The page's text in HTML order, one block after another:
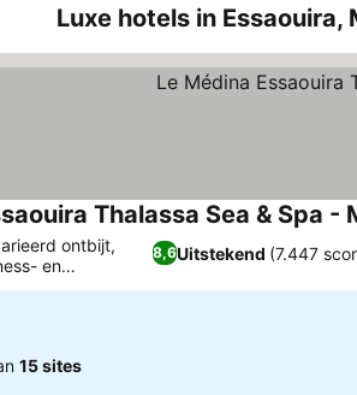
Luxe hotels in Essaouira,
Thalassa Sea & Spa -
8,6Uitstekend (7.447
ontbijt,
en
15 sites